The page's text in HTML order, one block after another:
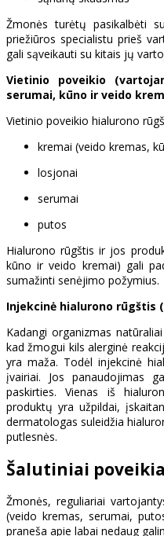
Žmonės turėtų pasikalbėti
priežiūros specialistu prieš
gali sąveikauti su kitais jų
Vietinio poveikio
serumai, kūno ir veido
Vietinio poveikio hialurono
kremai (veido kremas,
losjonai
serumai
putos
Hialurono rūgštis ir jos
kūno ir veido kremai) gali
sumažinti senėjimo požymius.
Injekcinė hialurono rūgštis
Kadangi organizmas
kad žmogui kils alerginė
yra maža. Todėl injekcinė
įvairiai. Jos panaudojimas
paskirties. Vienas iš
produktų yra užpildai,
dermatologas suleidžia
putlesnės.
Šalutiniai
Žmonės, reguliariai
(veido kremas, serumai,
praneša apie labai nedaug